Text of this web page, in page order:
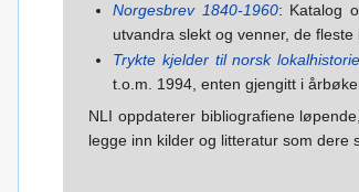
Norgesbrev 1840-1960: Katalog
utvandra slekt og venner, de
Trykte kjelder til norsk
t.o.m. 1994, enten gjengitt i
NLI oppdaterer bibliografiene
legge inn kilder og litteratur som dere